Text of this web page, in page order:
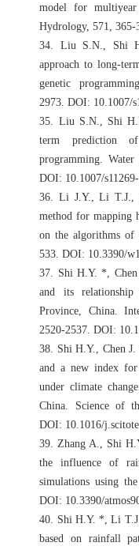
model for
Hydrology, 571,
34. Liu S.N., Shi
approach to long-
genetic
2973. DOI: 10.1007/
35. Liu S.N., Shi
term prediction
programming. Water
DOI: 10.1007/
36.Li J.Y., Li T.J.,
method for mapping
on the algorithms of
533. DOI: 10.3390/
37. Shi H.Y. *, Chen
and its
Province, China.
2520-2537. DOI:
38. Shi H.Y., Chen
and a new index for
under climate
China. Science of
DOI: 10.1016/
39. Zhang A., Shi
the influence of
simulations using
DOI: 10.3390/
40. Shi H.Y. *, Li
based on rainfall